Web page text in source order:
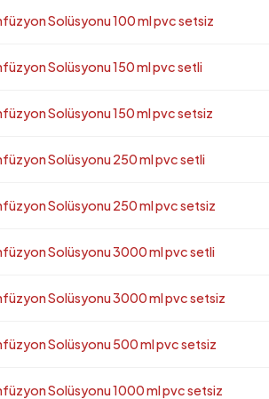
Solüsyonu 100 ml pvc setsiz
Solüsyonu 150 ml pvc setli
Solüsyonu 150 ml pvc setsiz
Solüsyonu 250 ml pvc setli
Solüsyonu 250 ml pvc setsiz
Solüsyonu 3000 ml pvc setli
Solüsyonu 3000 ml pvc setsiz
Solüsyonu 500 ml pvc setsiz
Solüsyonu 1000 ml pvc setsiz